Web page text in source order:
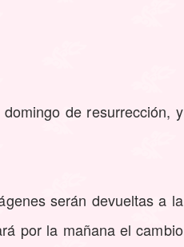
de resurrección, y
serán devueltas a la
por la mañana el cambio